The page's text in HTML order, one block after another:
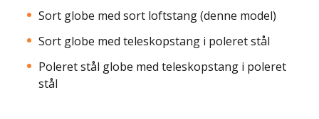
Sort globe med sort loftstang (denne model)
Sort globe med teleskopstang i poleret stål
Poleret stål globe med teleskopstang i poleret
stål